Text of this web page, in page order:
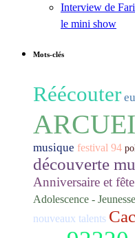
Interview de
le mini show
Mots-clés
Réécouter
musique festival 94
découverte
Anniversaire et fête
Adolescence - Jeunesse
nouveaux talents